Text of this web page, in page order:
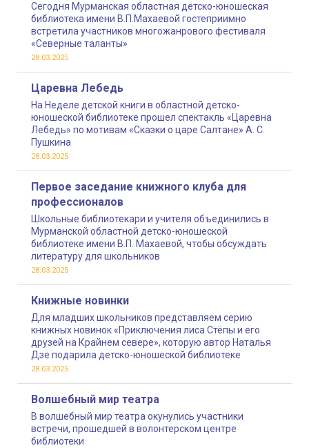
Сегодня Мурманская областная детско-юношеская
библиотека имени В.П.Махаевой гостеприимно
встретила участников многожанрового фестиваля
«Северные таланты»
28.03.2025
Царевна Лебедь
На Неделе детской книги в областной детско-
юношеской библиотеке прошел спектакль «Царевна
Лебедь» по мотивам «Сказки о царе Салтане» А. С.
Пушкина
28.03.2025
Первое заседание книжного клуба для
профессионалов
Школьные библиотекари и учителя объединились в
Мурманской областной детско-юношеской
библиотеке имени В.П. Махаевой, чтобы обсуждать
литературу для школьников
28.03.2025
Книжные новинки
Для младших школьников представляем серию
книжных новинок «Приключения лиса Стёпы и его
друзей на Крайнем севере», которую автор Наталья
Дзе подарила детско-юношеской библиотеке
28.03.2025
Волшебный мир театра
В волшебный мир театра окунулись участники
встречи, прошедшей в волонтерском центре
библиотеки